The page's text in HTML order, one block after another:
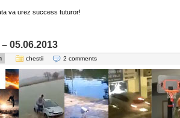
va urez success tuturor!
05.06.2013
chestii 2 comments